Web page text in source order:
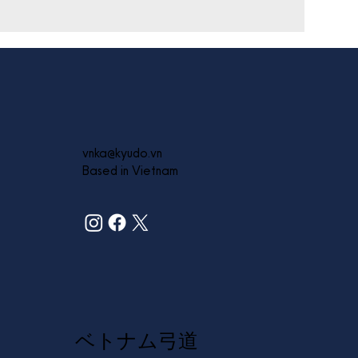
vnka@kyudo.vn
Based in Vietnam
ベトナム弓道